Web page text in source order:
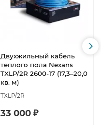
Двухжильный кабель
теплого пола Nexans
TXLP/2R 2600-17 (17,3–20,0
кв. м)
TXLP/2R
33 000 ₽